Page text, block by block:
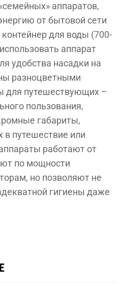
аппаратов,
от бытовой сети
для воды (700-
аппа­рат
удобства насадки на
разноцветными
для путешествующих –
пользования,
габариты,
путешествие или
работают от
по мощности
но позво­ляют не
гигиены даже